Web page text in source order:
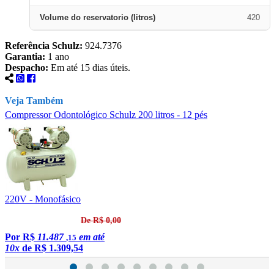
Volume do reservatorio (litros) 420
Referência Schulz: 924.7376
Garantia: 1 ano
Despacho: Em até 15 dias úteis.
Veja Também
Compressor Odontológico Schulz 200 litros - 12 pés
220V - Monofásico
De R$ 0,00
Por R$ 11.487 ,15 em até
10x de R$ 1.309,54